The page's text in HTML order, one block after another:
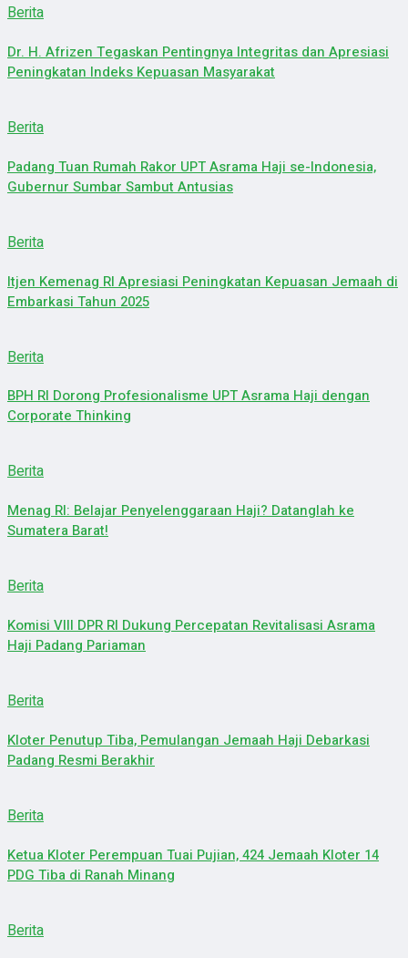
Berita
Dr. H. Afrizen Tegaskan Pentingnya Integritas dan Apresiasi
Peningkatan Indeks Kepuasan Masyarakat
Berita
Padang Tuan Rumah Rakor UPT Asrama Haji se-Indonesia,
Gubernur Sumbar Sambut Antusias
Berita
Itjen Kemenag RI Apresiasi Peningkatan Kepuasan Jemaah di
Embarkasi Tahun 2025
Berita
BPH RI Dorong Profesionalisme UPT Asrama Haji dengan
Corporate Thinking
Berita
Menag RI: Belajar Penyelenggaraan Haji? Datanglah ke
Sumatera Barat!
Berita
Komisi VIII DPR RI Dukung Percepatan Revitalisasi Asrama
Haji Padang Pariaman
Berita
Kloter Penutup Tiba, Pemulangan Jemaah Haji Debarkasi
Padang Resmi Berakhir
Berita
Ketua Kloter Perempuan Tuai Pujian, 424 Jemaah Kloter 14
PDG Tiba di Ranah Minang
Berita